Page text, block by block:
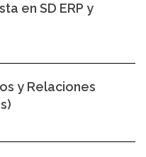
en SD ERP y
y Relaciones